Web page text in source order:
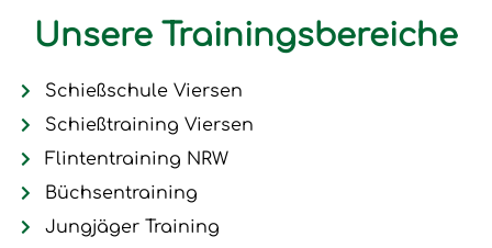
Unsere Trainingsbereiche
Schießschule Viersen
Schießtraining Viersen
Flintentraining NRW
Büchsentraining
Jungjäger Training